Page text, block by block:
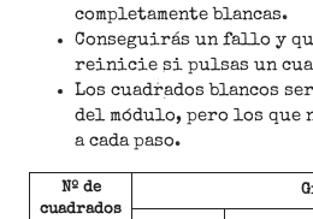
completamente blancas.
Conseguirás un fallo y
reinicie si pulsas un
Los cuadrados blancos
del módulo, pero los que
a cada paso.
Nº de
cuadrados